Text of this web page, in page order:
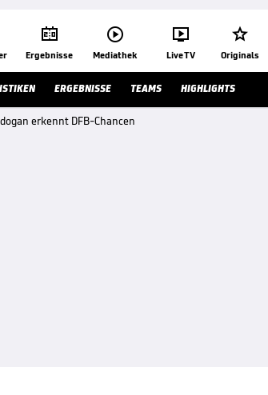

Ergebnisse

Mediathek

Live TV

Originals
ERGEBNISSE TEAMS HIGHLIGHTS
erkennt DFB-Chancen